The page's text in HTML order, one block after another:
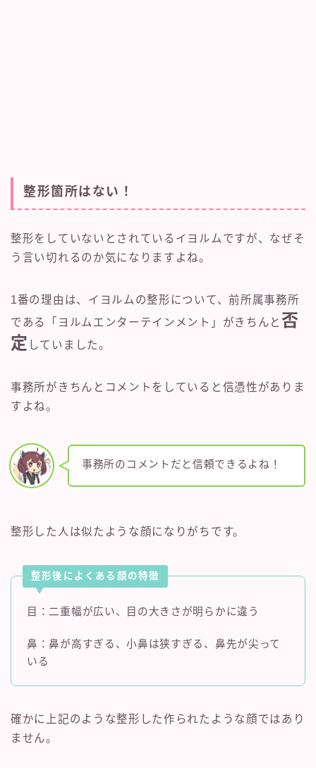
整形箇所はない！
整形をしていないとされているイヨルムですが、なぜそ
う言い切れるのか気になりますよね。
1番の理由は、イヨルムの整形について、前所属事務所
である「ヨルムエンターテインメント」がきちんと否
定 していました。
事務所がきちんとコメントをしていると信憑性がありま
すよね。
事務所のコメントだと信頼できるよね！
整形した人は似たような顔になりがちです。
整形後によくある顔の特徴
目：二重幅が広い、目の大きさが明らかに違う
鼻：鼻が高すぎる、小鼻は狭すぎる、鼻先が尖って
いる
確かに上記のような整形した作られたような顔ではあり
ません。